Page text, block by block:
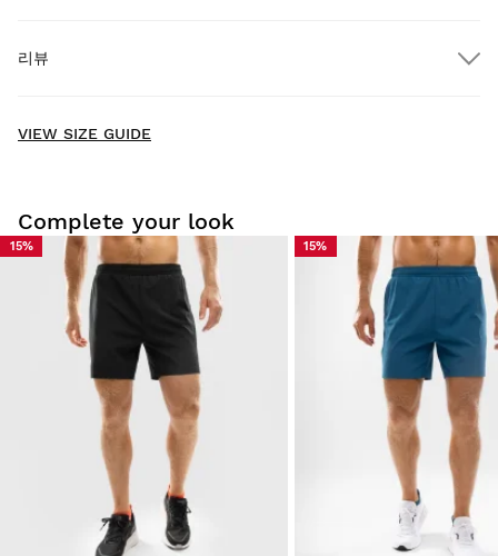
택배 무료
집에서 편안하게 저희 제품을 입어보세요. 배송일로부터 30일 이
내에 반품하실 수 있습니다.
사용자 계정에서 주문하신 상품을 쉽고 빠르게 반품하실 수 있습
원래 결제 수단으로 환불해 드립니다. $9.95부터
리뷰
VIEW SIZE GUIDE
Complete your look
15% 15%